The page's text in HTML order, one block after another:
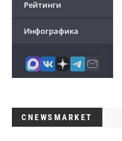
Рейтинги
Инфографика
CNEWSMARKET